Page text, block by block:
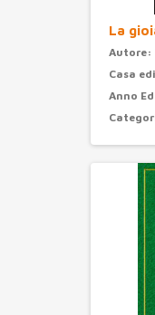
La
Autore:
Casa
Anno